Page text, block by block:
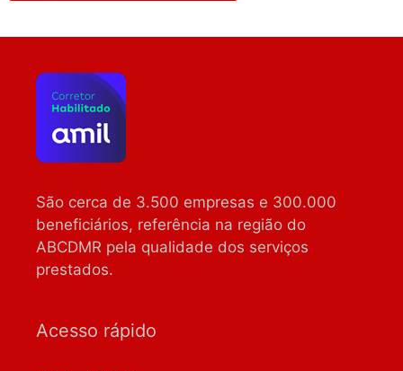
São cerca de 3.500 empresas e 300.000
beneficiários, referência na região do
ABCDMR pela qualidade dos serviços
prestados.
Acesso rápido